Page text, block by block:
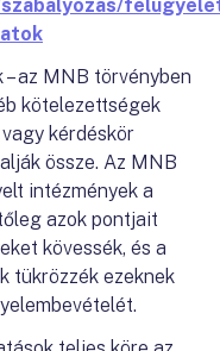
az MNB törvényben
kötelezettségek
kérdéskör
össze. Az MNB
intézmények a
azok pontjait
kövessék, és a
tükrözzék ezeknek